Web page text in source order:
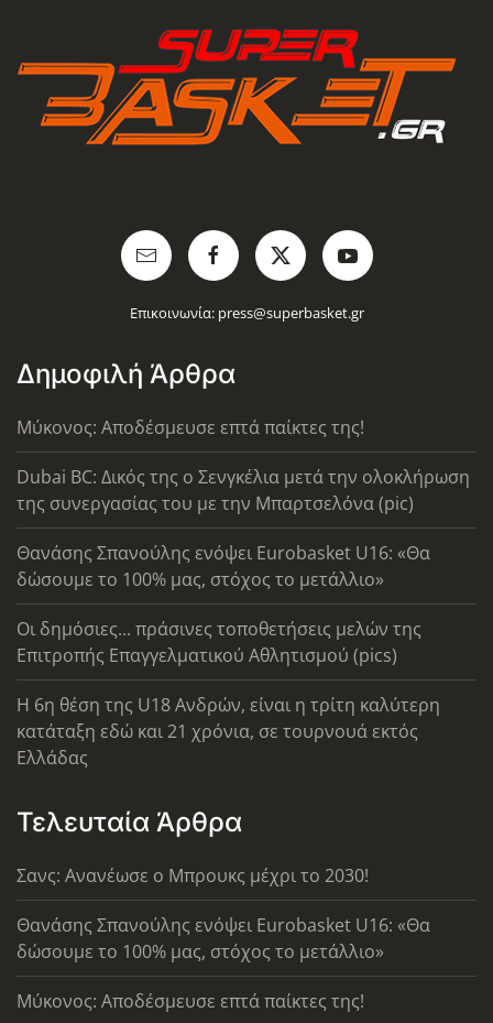
Επικοινωνία: press@superbasket.gr
Δημοφιλή Άρθρα
Μύκονος: Αποδέσμευσε επτά παίκτες της!
Dubai BC: Δικός της ο Σενγκέλια μετά την ολοκλήρωση
της συνεργασίας του με την Μπαρτσελόνα (pic)
Θανάσης Σπανούλης ενόψει Eurobasket U16: «Θα
δώσουμε το 100% μας, στόχος το μετάλλιο»
Οι δημόσιες... πράσινες τοποθετήσεις μελών της
Επιτροπής Επαγγελματικού Αθλητισμού (pics)
Η 6η θέση της U18 Ανδρών, είναι η τρίτη καλύτερη
κατάταξη εδώ και 21 χρόνια, σε τουρνουά εκτός
Ελλάδας
Τελευταία Άρθρα
Σανς: Ανανέωσε ο Μπρουκς μέχρι το 2030!
Θανάσης Σπανούλης ενόψει Eurobasket U16: «Θα
δώσουμε το 100% μας, στόχος το μετάλλιο»
Μύκονος: Αποδέσμευσε επτά παίκτες της!